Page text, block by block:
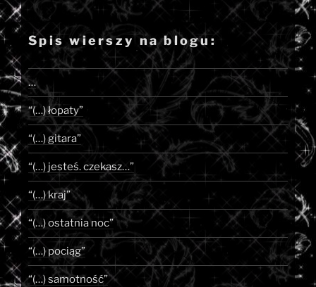
Spis wierszy na blogu:
…
“(…) łopaty”
“(…) gitara”
“(…) jesteś. czekasz…”
“(…) kraj”
“(…) ostatnia noc”
“(…) pociąg”
“(…) samotność”